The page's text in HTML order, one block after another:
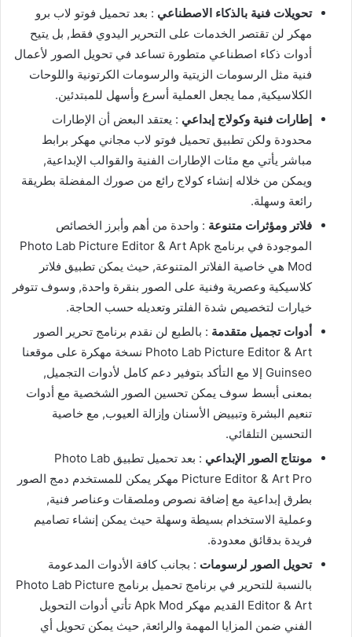
تحويلات فنية بالذكاء الاصطناعي : بعد تحميل فوتو لاب برو
مهكر لن تقتصر الخدمات على التحرير اليدوي فقط, بل يتيح
أدوات ذكاء اصطناعي متطورة تساعد في تحويل الصور لأعمال
فنية مثل الرسومات الزيتية والرسومات الكرتونية واللوحات
الكلاسيكية, مما يجعل العملية أسرع وأسهل للمبتدئين.
إطارات فنية وكولاج إبداعي : يعتقد البعض أن الإطارات
محدودة ولكن تطبيق تحميل فوتو لاب مجاني مهكر برابط
مباشر يأتي مع مئات الإطارات الفنية والقوالب الإبداعية,
ويمكن من خلاله إنشاء كولاج رائع من صورك المفضلة بطريقة
رائعة وسهلة.
فلاتر ومؤثرات متنوعة : واحدة من أهم وأبرز الخصائص
الموجودة في برنامج Photo Lab Picture Editor & Art Apk
Mod هي خاصية الفلاتر المتنوعة, حيث يمكن تطبيق فلاتر
كلاسيكية وعصرية وفنية على الصور بنقرة واحدة, وسوف تتوفر
خيارات لتخصيص شدة الفلتر وتعديله حسب الحاجة.
أدوات تجميل متقدمة : بالطبع لن نقدم برنامج تحرير الصور
Photo Lab Picture Editor & Art نسخة مهكرة على موقعنا
Guinseo إلا مع التأكد بتوفير دعم كامل لأدوات التجميل,
بمعنى أبسط سوف يمكن تحسين الصور الشخصية مع أدوات
تنعيم البشرة وتبييض الأسنان وإزالة العيوب, مع خاصية
التحسين التلقائي.
مونتاج الصور الإبداعي
: بعد تحميل تطبيق Photo Lab
Picture Editor & Art Pro مهكر يمكن للمستخدم دمج الصور
بطرق إبداعية مع إضافة نصوص وملصقات وعناصر فنية,
وعملية الاستخدام بسيطة وسهلة حيث يمكن إنشاء تصاميم
فريدة بدقائق معدودة.
تحويل الصور لرسومات : بجانب كافة الأدوات المدعومة
بالنسبة للتحرير في برنامج تحميل برنامج Photo Lab Picture
Editor & Art القديم مهكر Apk Mod تأتي أدوات التحويل
الفني ضمن المزايا المهمة والرائعة, حيث يمكن تحويل أي